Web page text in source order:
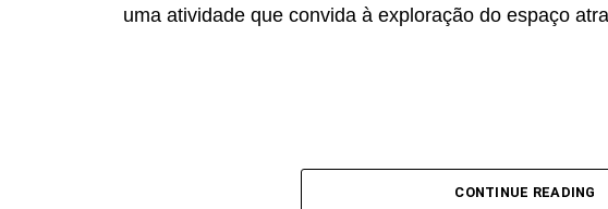
uma atividade que convida à exploração do espaço
CONTINUE READING